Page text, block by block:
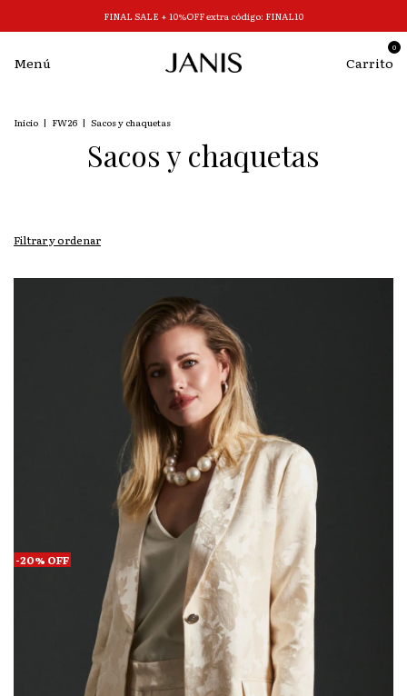
FINAL SALE + 10%OFF extra código: FINAL10
Menú Carrito
0
Inicio | FW26 | Sacos y chaquetas
Sacos y chaquetas
Filtrar y ordenar
-20% OFF